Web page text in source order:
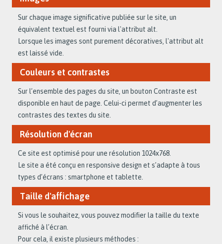
Sur chaque image significative publiée sur le site, un
équivalent textuel est fourni via l'attribut alt.
Lorsque les images sont purement décoratives, l'attribut alt
est laissé vide.
Couleurs et contrastes
Sur l’ensemble des pages du site, un bouton Contraste est
disponible en haut de page. Celui-ci permet d’augmenter les
contrastes des textes du site.
Résolution d'écran
Ce site est optimisé pour une résolution 1024x768.
Le site a été conçu en responsive design et s’adapte à tous
types d’écrans : smartphone et tablette.
Taille d'affichage
Si vous le souhaitez, vous pouvez modifier la taille du texte
affiché à l’écran.
Pour cela, il existe plusieurs méthodes :